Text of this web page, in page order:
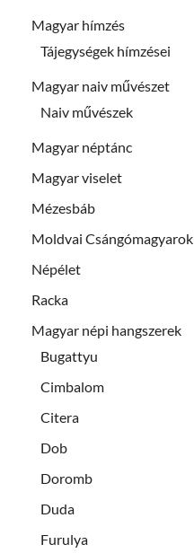
Magyar hímzés
Tájegységek hímzései
Magyar naiv művészet
Naiv művészek
Magyar néptánc
Magyar viselet
Mézesbáb
Moldvai Csángómagyarok
Népélet
Racka
Magyar népi hangszerek
Bugattyu
Cimbalom
Citera
Dob
Doromb
Duda
Furulya